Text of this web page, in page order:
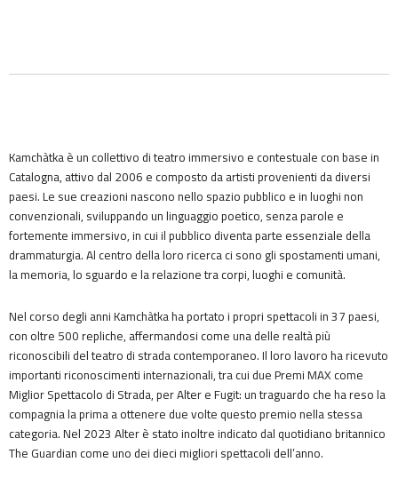
Kamchàtka è un collettivo di teatro immersivo e contestuale con base in
Catalogna, attivo dal 2006 e composto da artisti provenienti da diversi
paesi. Le sue creazioni nascono nello spazio pubblico e in luoghi non
convenzionali, sviluppando un linguaggio poetico, senza parole e
fortemente immersivo, in cui il pubblico diventa parte essenziale della
drammaturgia. Al centro della loro ricerca ci sono gli spostamenti umani,
la memoria, lo sguardo e la relazione tra corpi, luoghi e comunità.
Nel corso degli anni Kamchàtka ha portato i propri spettacoli in 37 paesi,
con oltre 500 repliche, affermandosi come una delle realtà più
riconoscibili del teatro di strada contemporaneo. Il loro lavoro ha ricevuto
importanti riconoscimenti internazionali, tra cui due Premi MAX come
Miglior Spettacolo di Strada, per Alter e Fugit: un traguardo che ha reso la
compagnia la prima a ottenere due volte questo premio nella stessa
categoria. Nel 2023 Alter è stato inoltre indicato dal quotidiano britannico
The Guardian come uno dei dieci migliori spettacoli dell’anno.